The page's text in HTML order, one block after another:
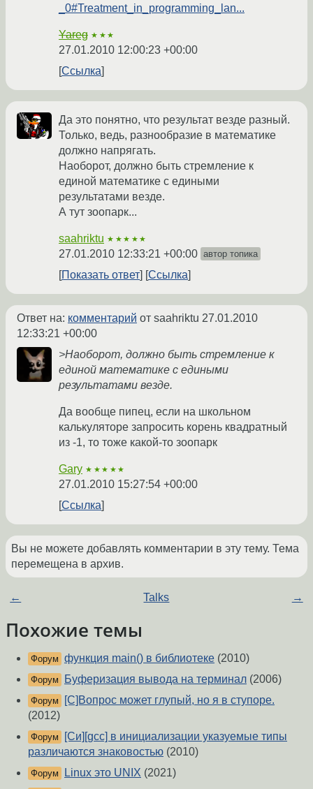
_0#Treatment_in_programming_lan...
Yareg ★★★
27.01.2010 12:00:23 +00:00
Ссылка
Да это понятно, что результат везде разный.
Только, ведь, разнообразие в математике
должно напрягать.
Наоборот, должно быть стремление к
единой математике с едиными
результатами везде.
А тут зоопарк...
saahriktu ★★★★★
27.01.2010 12:33:21 +00:00 автор топика
Показать ответ Ссылка
Ответ на: комментарий от saahriktu 27.01.2010
12:33:21 +00:00
>Наоборот, должно быть стремление к
единой математике с едиными
результатами везде.
Да вообще пипец, если на школьном
калькуляторе запросить корень квадратный
из -1, то тоже какой-то зоопарк
Gary ★★★★★
27.01.2010 15:27:54 +00:00
Ссылка
Вы не можете добавлять комментарии в эту тему. Тема
перемещена в архив.
← Talks →
Похожие темы
Форум функция main() в библиотеке (2010)
Форум Буферизация вывода на терминал (2006)
Форум
[C]Вопрос может глупый, но я в ступоре.
(2012)
Форум
[Си][gcc] в инициализации указуемые типы
различаются знаковостью (2010)
Форум Linux это UNIX (2021)